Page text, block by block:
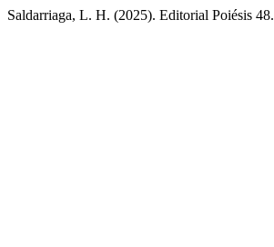
Saldarriaga, L. H. (2025). Editorial Poiésis 48.